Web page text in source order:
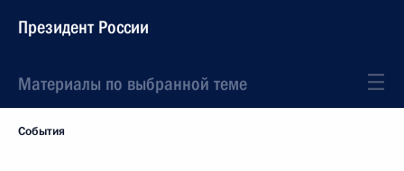
Президент России
Материалы по выбранной теме
События